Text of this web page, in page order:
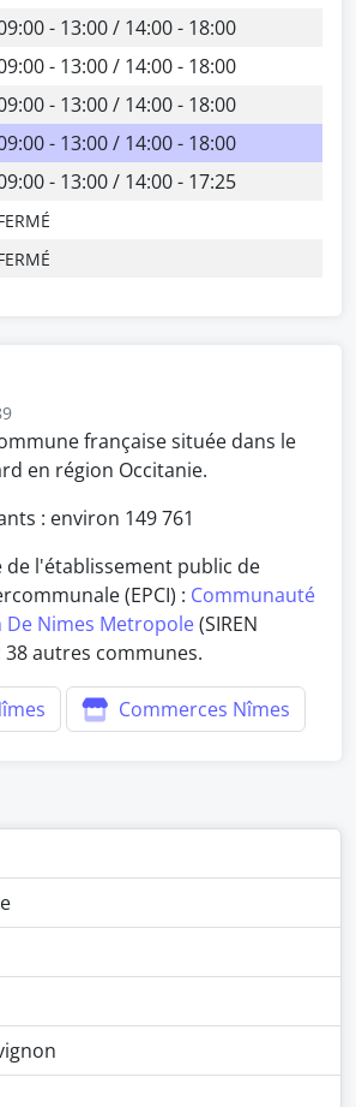
- 13:00 / 14:00 - 18:00
- 13:00 / 14:00 - 18:00
- 13:00 / 14:00 - 18:00
- 13:00 / 14:00 - 18:00
- 13:00 / 14:00 - 17:25
française située dans le
en région Occitanie.
: environ 149 761
de l'établissement public de
(EPCI) : Communauté
Nimes Metropole(SIREN
38 autres communes.
Commerces Nîmes